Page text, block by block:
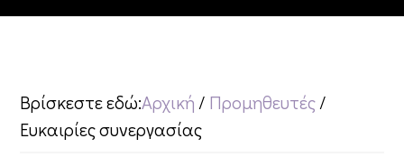
Βρίσκεστε εδώ:Αρχική / Προμηθευτές/
Ευκαιρίες συνεργασίας